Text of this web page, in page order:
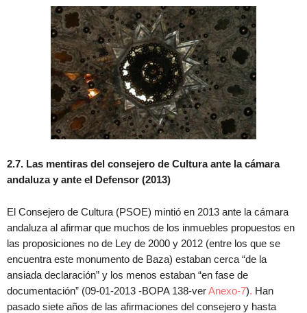
2.7. Las mentiras del consejero de Cultura ante la cámara
andaluza y ante el Defensor (2013)
El Consejero de Cultura (PSOE) mintió en 2013 ante la cámara
andaluza al afirmar que muchos de los inmuebles propuestos en
las proposiciones no de Ley de 2000 y 2012 (entre los que se
encuentra este monumento de Baza) estaban cerca “de la
ansiada declaración” y los menos estaban “en fase de
documentación” (09-01-2013 -BOPA 138-verAnexo-7). Han
pasado siete años de las afirmaciones del consejero y hasta